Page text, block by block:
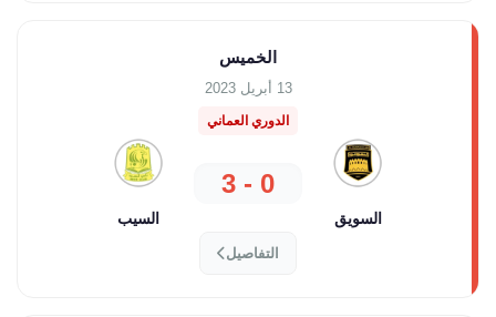
الخميس
13 أبريل 2023
الدوري العماني
السويق
0 - 3
السيب
التفاصيل